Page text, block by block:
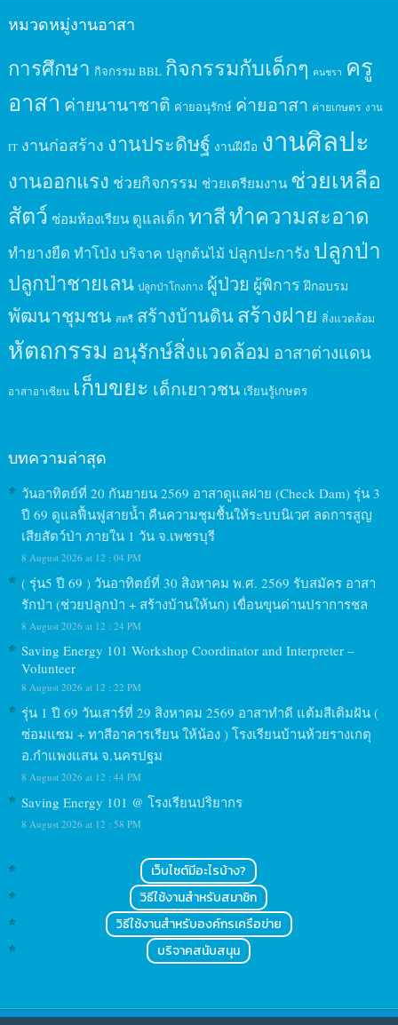
หมวดหมู่งานอาสา
การศึกษา กิจกรรม BBL กิจกรรมกับเด็กๆ คนชรา ครู
อาสา ค่ายนานาชาติ ค่ายอนุรักษ์ ค่ายอาสา ค่ายเกษตร งาน
IT งานก่อสร้าง งานประดิษฐ์ งานฝีมือ งานศิลปะ
งานออกแรง ช่วยกิจกรรม ช่วยเตรียมงาน ช่วยเหลือ
สัตว์ ซ่อมห้องเรียน ดูแลเด็ก ทาสีทำความสะอาด
ทำยางยืด ทำโป่ง บริจาค ปลูกต้นไม้ ปลูกปะการัง ปลูกป่า
ปลูกป่าชายเลน ปลูกป่าโกงกาง ผู้ป่วย ผู้พิการ ฝึกอบรม
พัฒนาชุมชน สตรี สร้างบ้านดินสร้างฝาย สิ่งแวดล้อม
หัตถกรรม อนุรักษ์สิ่งแวดล้อม อาสาต่างแดน
อาสาอาเซียน เก็บขยะ เด็กเยาวชน เรียนรู้เกษตร
บทความล่าสุด
วันอาทิตย์ที่ 20 กันยายน 2569 อาสาดูแลฝาย (Check Dam) รุ่น 3
ปี 69 ดูแลฟื้นฟูสายน้ำ คืนความชุมชื้นให้ระบบนิเวศ ลดการสูญ
เสียสัตว์ป่า ภายใน 1 วัน จ.เพชรบุรี
8 August 2026 at 12 : 04 PM
( รุ่น5 ปี 69 ) วันอาทิตย์ที่ 30 สิงหาคม พ.ศ. 2569 รับสมัคร อาสา
รักป่า (ช่วยปลูกป่า + สร้างบ้านให้นก) เขื่อนขุนด่านปราการชล
8 August 2026 at 12 : 24 PM
Saving Energy 101 Workshop Coordinator and Interpreter –
Volunteer
8 August 2026 at 12 : 22 PM
รุ่น 1 ปี 69 วันเสาร์ที่ 29 สิงหาคม 2569 อาสาทำดี แต้มสีเติมฝัน (
ซ่อมแซม + ทาสีอาคารเรียน ให้น้อง ) โรงเรียนบ้านห้วยรางเกตุ
อ.กำแพงแสน จ.นครปฐม
8 August 2026 at 12 : 44 PM
Saving Energy 101 @ โรงเรียนปริยากร
8 August 2026 at 12 : 58 PM
เว็บไซต์มีอะไรบ้าง?
วิธีใช้งานสำหรับสมาชิก
วิธีใช้งานสำหรับองค์กรเครือข่าย
บริจาคสนับสนุน